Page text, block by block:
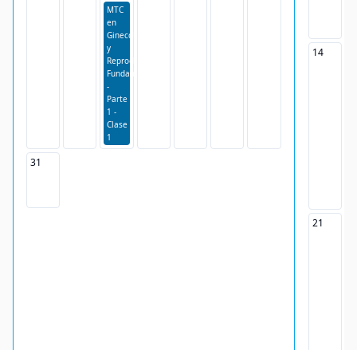
MTC
en
Ginecología
y
Reproducción.
Fundamentos
-
Parte
1 -
Clase
1
31
14
21